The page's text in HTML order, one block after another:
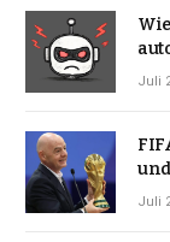
Juli
Juli